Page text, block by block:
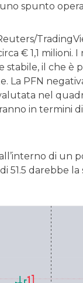
spunto
€ 1,1 milioni.
il che è
La PFN
nel
in termini
di un
51.5 darebbe